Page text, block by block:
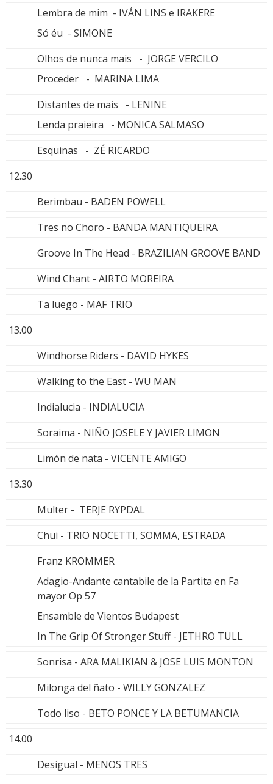
Lembra de mim - IVÁN LINS e IRAKERE
Só éu - SIMONE
Olhos de nunca mais - JORGE VERCILO
Proceder - MARINA LIMA
Distantes de mais - LENINE
Lenda praieira - MONICA SALMASO
Esquinas - ZÉ RICARDO
12.30
Berimbau - BADEN POWELL
Tres no Choro - BANDA MANTIQUEIRA
Groove In The Head - BRAZILIAN GROOVE BAND
Wind Chant - AIRTO MOREIRA
Ta luego - MAF TRIO
13.00
Windhorse Riders - DAVID HYKES
Walking to the East - WU MAN
Indialucia - INDIALUCIA
Soraima - NIÑO JOSELE Y JAVIER LIMON
Limón de nata - VICENTE AMIGO
13.30
Multer - TERJE RYPDAL
Chui - TRIO NOCETTI, SOMMA, ESTRADA
Franz KROMMER
Adagio-Andante cantabile de la Partita en Fa
mayor Op 57
Ensamble de Vientos Budapest
In The Grip Of Stronger Stuff - JETHRO TULL
Sonrisa - ARA MALIKIAN & JOSE LUIS MONTON
Milonga del ñato - WILLY GONZALEZ
Todo liso - BETO PONCE Y LA BETUMANCIA
14.00
Desigual - MENOS TRES